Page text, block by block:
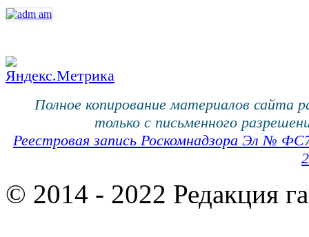
Полное копирование материалов сайта
только с письменного
Реестровая запись Роскомнадзора Эл №
© 2014 - 2022 Редакция